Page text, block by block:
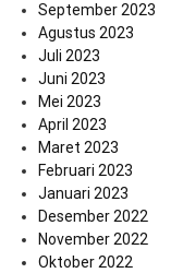
September 2023
Agustus 2023
Juli 2023
Juni 2023
Mei 2023
April 2023
Maret 2023
Februari 2023
Januari 2023
Desember 2022
November 2022
Oktober 2022